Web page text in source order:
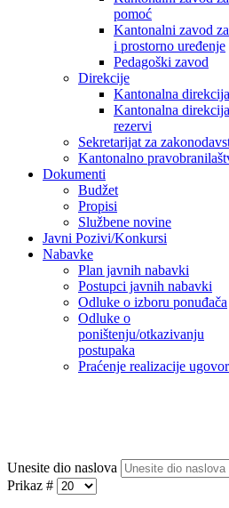
pomoć
Kantonalni zavod
i prostorno uređenje
Pedagoški zavod
Direkcije
Kantonalna
Kantonalna
rezervi
Sekretarijat za
Kantonalno
Dokumenti
Budžet
Propisi
Službene novine
Javni Pozivi/Konkursi
Nabavke
Plan javnih nabavki
Postupci javnih nabavki
Odluke o izboru ponuđača
Odluke o
poništenju/otkazivanju
postupaka
Praćenje realizacije
Unesite dio naslova
Prikaz #